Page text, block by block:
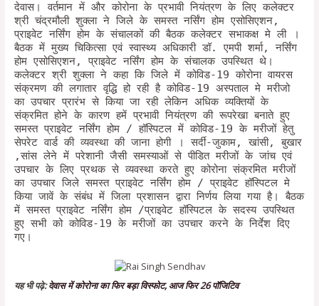
देवास।
वर्तमान में और कोरोना के प्रभावी नियंत्रण के लिए कलेक्टर
श्री चंद्रमौली शुक्ला ने जिले के समस्त नर्सिंग होम एसोसिएशन,
प्राइवेट नर्सिंग होम के संचालकों की बैठक कलेक्टर सभाकक्ष मे ली ।
बैठक में मुख्य चिकित्सा एवं स्वास्थ्य अधिकारी डॉ. एमपी शर्मा, नर्सिंग
होम एसोसिएशन, प्राइवेट नर्सिंग होम के संचालक उपस्थित थे।
कलेक्टर श्री शुक्ला ने कहा कि जिले में कोविड-19 कोरोना वायरस
संक्रमण की लगातार वृद्धि हो रही है कोविड-19 अस्पताल मे मरीजो
का उपचार प्रारंभ से किया जा रही लेकिन अधिक व्यक्तियों के
संक्रमित होने के कारण हमें प्रभावी नियंत्रण की रूपरेखा बनाते हुए
समस्त प्राइवेट नर्सिंग होम / हॉस्पिटल में कोविड-19 के मरीजों हेतु
सेपरेट वार्ड की व्यवस्था की जाना होगी । सर्दी-जुकाम, खांसी, बुखार
,सांस लेने में परेशानी जैसी समस्याओं से पीडित मरीजों के जांच एवं
उपचार के लिए प्रथक से व्यवस्था करते हुए कोरोना संक्रमित मरीजों
का उपचार जिले समस्त प्राइवेट नर्सिंग होम / प्राइवेट हॉस्पिटल मे
किया जावें के संबंध में जिला प्रशासन द्वारा निर्णय लिया गया है। बैठक
में समस्त प्राइवेट नर्सिंग होम /प्राइवेट हॉस्पिटल के सदस्य उपस्थित
हुए सभी को कोविड-19 के मरीजों का उपचार करने के निर्देश दिए
गए।
यह भी पढ़े:देवास में कोरोना का फिर बड़ा विस्फोट, आज फिर 26 पॉजिटिव